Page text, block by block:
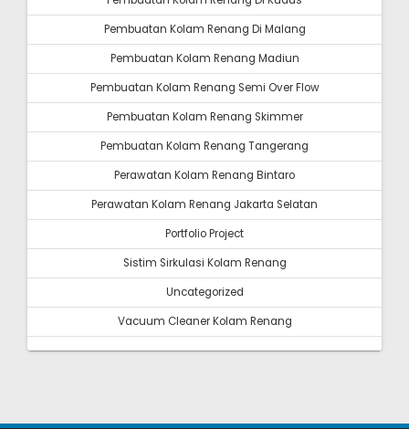
Pembuatan Kolam Renang Di Malang
Pembuatan Kolam Renang Madiun
Pembuatan Kolam Renang Semi Over Flow
Pembuatan Kolam Renang Skimmer
Pembuatan Kolam Renang Tangerang
Perawatan Kolam Renang Bintaro
Perawatan Kolam Renang Jakarta Selatan
Portfolio Project
Sistim Sirkulasi Kolam Renang
Uncategorized
Vacuum Cleaner Kolam Renang